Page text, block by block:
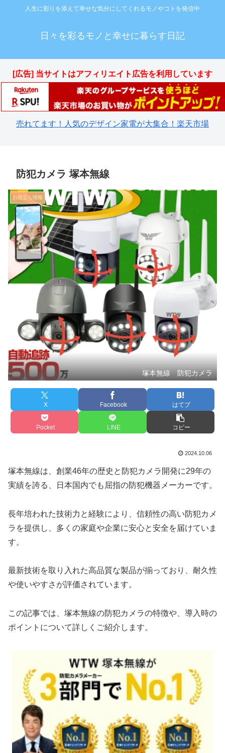
人生に彩りを添えて幸せな気分にしてくれるモノやコトを発信中
日々を彩るモノと幸せに暮らす日記
[広告] 当サイトはアフィリエイト広告を利用しています
売れてます！人気のデザイン家電が大集合！楽天市場
防犯カメラ 塚本無線
お役立ち情報
塚本無線 防犯カメラ
X Facebook はてブ
Pocket LINE コピー
2024.10.06
塚本無線は、創業46年の歴史と防犯カメラ開発に29年の
実績を誇る、日本国内でも屈指の防犯機器メーカーです。
長年培われた技術力と経験により、信頼性の高い防犯カメ
ラを提供し、多くの家庭や企業に安心と安全を届けていま
す。
最新技術を取り入れた高品質な製品が揃っており、耐久性
や使いやすさが評価されています。
この記事では、塚本無線の防犯カメラの特徴や、導入時の
ポイントについて詳しくご紹介します。